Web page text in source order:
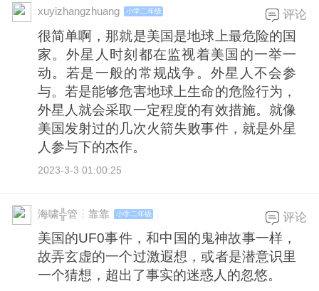
xuyizhangzhuang 小学二年级
很简单啊，那就是美国是地球上最危险的国
家。外星人时刻都在监视着美国的一举一
动。若是一般的常规战争。外星人不会参
与。若是能够危害地球上生命的危险行为，
外星人就会采取一定程度的有效措施。就像
美国发射过的几次火箭失败事件，就是外星
人参与下的杰作。
2023-3-3 01:00:25
评论
海啸╬管┆靠靠 小学二年级
美国的UF0事件，和中国的鬼神故事一样，
故弄玄虚的一个过激遐想，或者是潜意识里
一个猜想，超出了事实的迷惑人的忽悠。
评论